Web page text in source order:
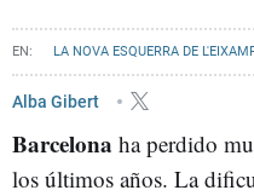
LA NOVA ESQUERRA DE
GAYS BARCELONA
Alba Gibert
Barcelona ha perdido
los últimos años. La